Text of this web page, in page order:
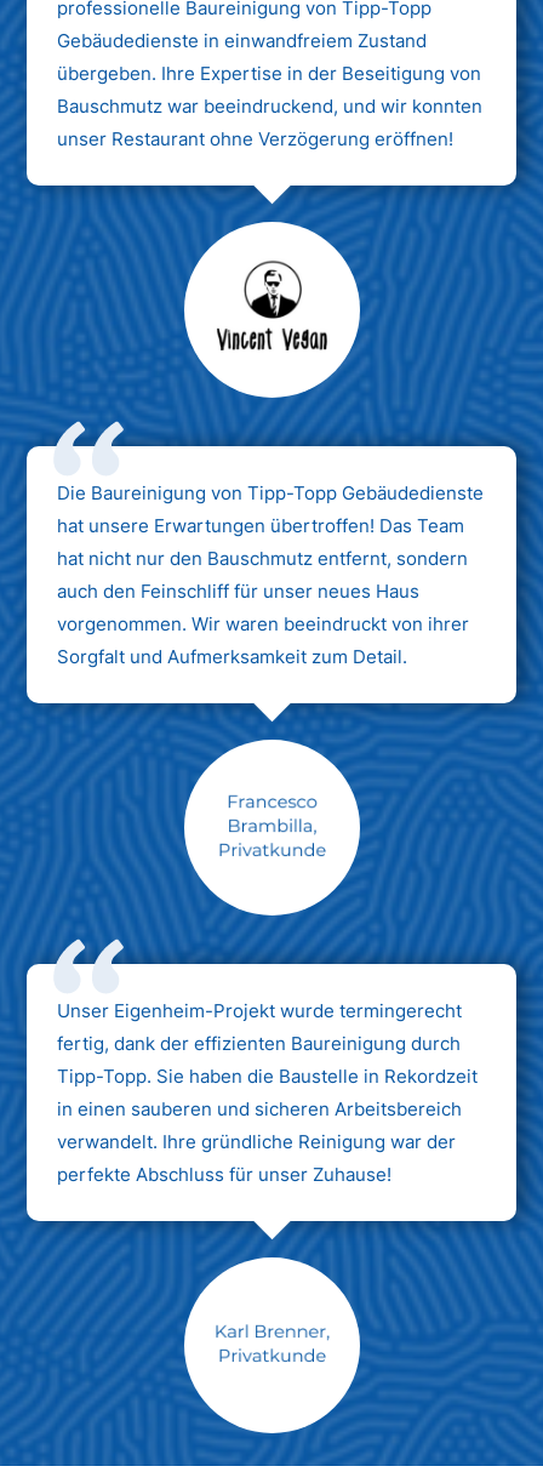
professionelle Baureinigung von Tipp-Topp
Gebäudedienste in einwandfreiem Zustand
übergeben. Ihre Expertise in der Beseitigung von
Bauschmutz war beeindruckend, und wir konnten
unser Restaurant ohne Verzögerung eröffnen!
Max Mustermann
Unternehmen AG
Die Baureinigung von Tipp-Topp Gebäudedienste
hat unsere Erwartungen übertroffen! Das Team
hat nicht nur den Bauschmutz entfernt, sondern
auch den Feinschliff für unser neues Haus
vorgenommen. Wir waren beeindruckt von ihrer
Sorgfalt und Aufmerksamkeit zum Detail.
Max Mustermann
Unternehmen AG
Unser Eigenheim-Projekt wurde termingerecht
fertig, dank der effizienten Baureinigung durch
Tipp-Topp. Sie haben die Baustelle in Rekordzeit
in einen sauberen und sicheren Arbeitsbereich
verwandelt. Ihre gründliche Reinigung war der
perfekte Abschluss für unser Zuhause!
Max Mustermann